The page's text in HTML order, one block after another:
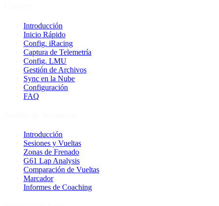
Introducción
Inicio Rápido
Config. iRacing
Captura de Telemetría
Config. LMU
Gestión de Archivos
Sync en la Nube
Configuración
FAQ
Introducción
Sesiones y Vueltas
Zonas de Frenado
G61 Lap Analysis
Comparación de Vueltas
Marcador
Informes de Coaching